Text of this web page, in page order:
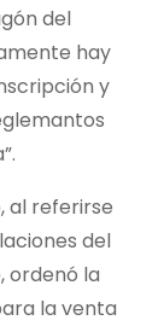
del
hay
y
al referirse
del
ordenó la
la venta